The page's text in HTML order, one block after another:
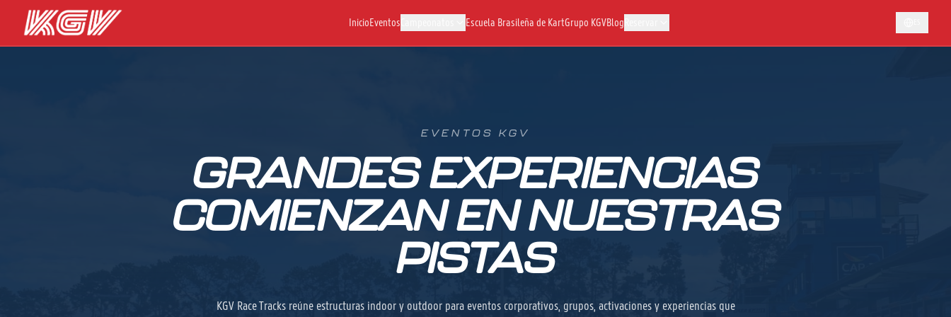
InicioEventos Escuela Brasileña de KartGrupo KGVBlog
EVENTOS KGV
GRANDES EXPERIENCIAS
COMIENZAN EN NUESTRAS
PISTAS
KGV Race Tracks reúne estructuras indoor y outdoor para eventos corporativos, grupos, activaciones y experiencias que